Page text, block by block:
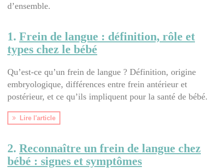
d’ensemble.
1. Frein de langue : définition, rôle et
types chez le bébé
Qu’est-ce qu’un frein de langue ? Définition, origine
embryologique, différences entre frein antérieur et
postérieur, et ce qu’ils impliquent pour la santé de bébé.
Lire l'article
2. Reconnaître un frein de langue chez
bébé : signes et symptômes